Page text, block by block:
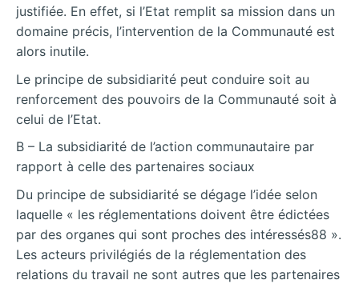
justifiée. En effet, si l’Etat remplit sa mission dans un
domaine précis, l’intervention de la Communauté est
alors inutile.
Le principe de subsidiarité peut conduire soit au
renforcement des pouvoirs de la Communauté soit à
celui de l’Etat.
B – La subsidiarité de l’action communautaire par
rapport à celle des partenaires sociaux
Du principe de subsidiarité se dégage l’idée selon
laquelle « les réglementations doivent être édictées
par des organes qui sont proches des intéressés88 ».
Les acteurs privilégiés de la réglementation des
relations du travail ne sont autres que les partenaires